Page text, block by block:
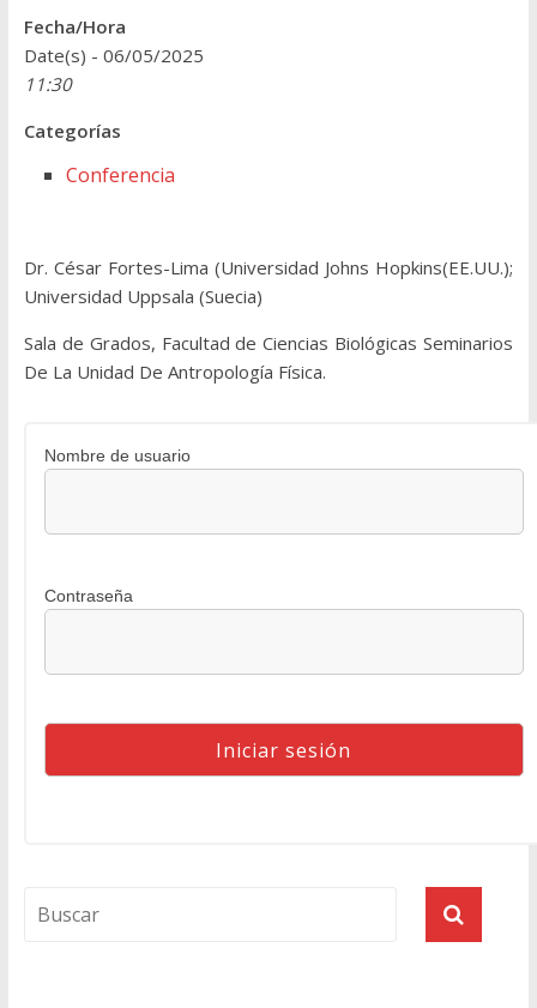
Fecha/Hora
Date(s) - 06/05/2025
11:30
Categorías
Conferencia
Dr. César Fortes-Lima (Universidad Johns Hopkins(EE.UU.);
Universidad Uppsala (Suecia)
Sala de Grados, Facultad de Ciencias Biológicas Seminarios
De La Unidad De Antropología Física.
Nombre de usuario
Contraseña